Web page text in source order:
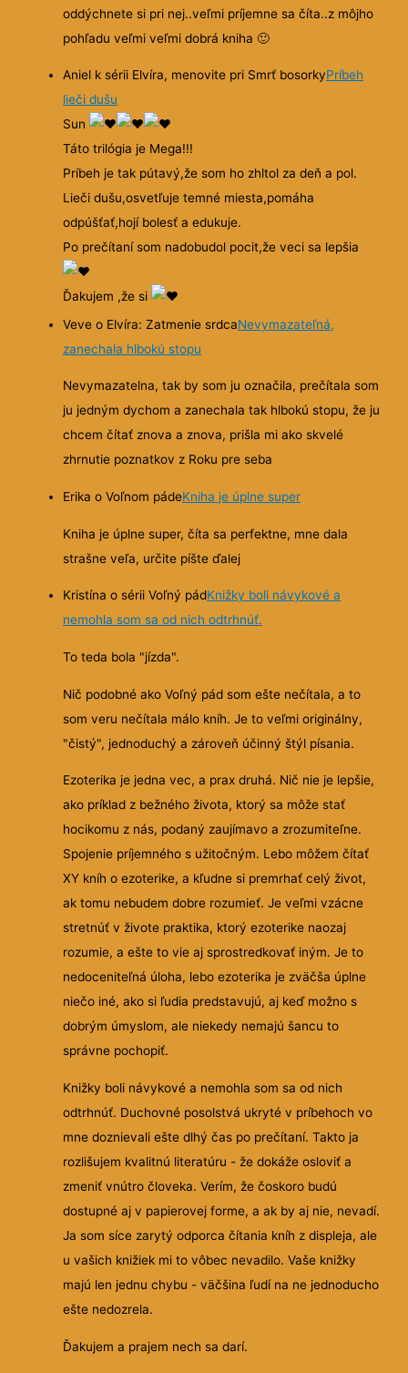
oddýchnete si pri nej..veľmi príjemne sa číta..z môjho
pohľadu veľmi veľmi dobrá kniha🙂
Aniel k sérii Elvíra, menovite pri Smrť bosorkyPríbeh
lieči dušu
Sun
Táto trilógia je Mega!!!
Príbeh je tak pútavý,že som ho zhltol za deň a pol.
Lieči dušu,osvetľuje temné miesta,pomáha
odpúšťať,hojí bolesť a edukuje.
Po prečítaní som nadobudol pocit,že veci sa lepšia
Ďakujem ,že si
Veve o Elvíra: Zatmenie srdcaNevymazateľná,
zanechala hlbokú stopu
Nevymazatelna, tak by som ju označila, prečítala som
ju jedným dychom a zanechala tak hlbokú stopu, že ju
chcem čítať znova a znova, prišla mi ako skvelé
zhrnutie poznatkov z Roku pre seba
Erika o Voľnom pádeKniha je úplne super
Kniha je úplne super, číta sa perfektne, mne dala
strašne veľa, určite píšte ďalej
Kristína o sérii Voľný pádKnižky boli návykové a
nemohla som sa od nich odtrhnúť.
To teda bola "jízda".
Nič podobné ako Voľný pád som ešte nečítala, a to
som veru nečítala málo kníh. Je to veľmi originálny,
"čistý", jednoduchý a zároveň účinný štýl písania.
Ezoterika je jedna vec, a prax druhá. Nič nie je lepšie,
ako príklad z bežného života, ktorý sa môže stať
hocikomu z nás, podaný zaujímavo a zrozumiteľne.
Spojenie príjemného s užitočným. Lebo môžem čítať
XY kníh o ezoterike, a kľudne si premrhať celý život,
ak tomu nebudem dobre rozumieť. Je veľmi vzácne
stretnúť v živote praktika, ktorý ezoterike naozaj
rozumie, a ešte to vie aj sprostredkovať iným. Je to
nedoceniteľná úloha, lebo ezoterika je zväčša úplne
niečo iné, ako si ľudia predstavujú, aj keď možno s
dobrým úmyslom, ale niekedy nemajú šancu to
správne pochopiť.
Knižky boli návykové a nemohla som sa od nich
odtrhnúť. Duchovné posolstvá ukryté v príbehoch vo
mne doznievali ešte dlhý čas po prečítaní. Takto ja
rozlišujem kvalitnú literatúru - že dokáže osloviť a
zmeniť vnútro človeka. Verím, že čoskoro budú
dostupné aj v papierovej forme, a ak by aj nie, nevadí.
Ja som síce zarytý odporca čítania kníh z displeja, ale
u vašich knižiek mi to vôbec nevadilo. Vaše knižky
majú len jednu chybu - väčšina ľudí na ne jednoducho
ešte nedozrela.
Ďakujem a prajem nech sa darí.